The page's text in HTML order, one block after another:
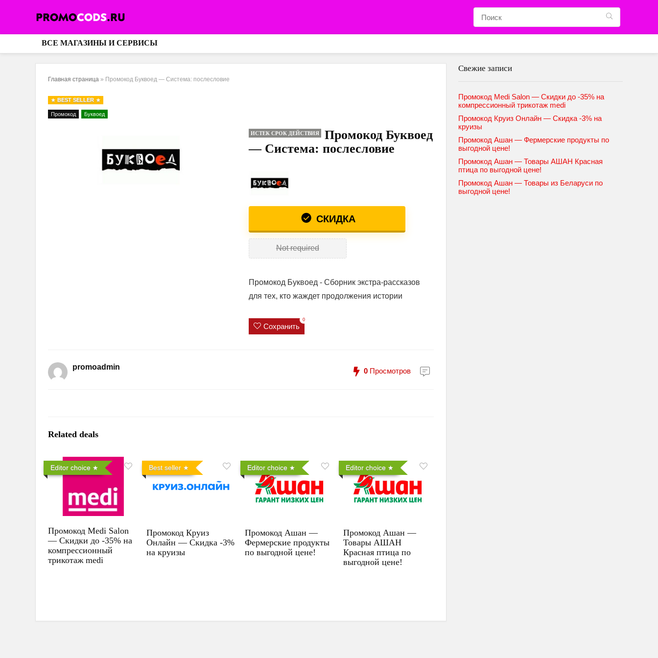
ВСЕ МАГАЗИНЫ И СЕРВИСЫ
Главная страница » Промокод Буквоед — Система: послесловие
BEST SELLER
Промокод Буквоед
ИСТЕК СРОК ДЕЙСТВИЯ
Промокод Буквоед
— Система: послесловие
СКИДКА
Not required
Промокод Буквоед - Сборник экстра-рассказов
для тех, кто жаждет продолжения истории
Сохранить
0
promoadmin 0 Просмотров
Related deals
Editor choice
Промокод Medi Salon
— Скидки до -35% на
компрессионный
трикотаж medi
Best seller
Промокод Круиз
Онлайн — Скидка -3%
на круизы
Editor choice
Промокод Ашан —
Фермерские продукты
по выгодной цене!
Editor choice
Промокод Ашан —
Товары АШАН
Красная птица по
выгодной цене!
Свежие записи
Промокод Medi Salon — Скидки до -35% на
компрессионный трикотаж medi
Промокод Круиз Онлайн — Скидка -3% на
круизы
Промокод Ашан — Фермерские продукты по
выгодной цене!
Промокод Ашан — Товары АШАН Красная
птица по выгодной цене!
Промокод Ашан — Товары из Беларуси по
выгодной цене!